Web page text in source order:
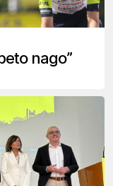
nago”